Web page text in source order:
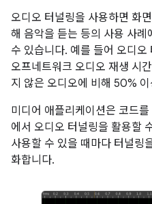
오디오 터널링을 사용하면 화
해 음악을 듣는 등의 사용 사례
수 있습니다. 예를 들어 오디
오프네트워크 오디오 재생 시
지 않은 오디오에 비해 50%
미디어 애플리케이션은 코드
에서 오디오 터널링을 활용할
사용할 수 있을 때마다 터널링
화합니다.